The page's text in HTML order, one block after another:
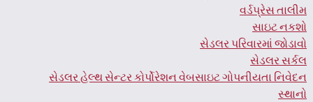
વર્ડપ્રેસ તાલીમ
સાઇટ નકશો
સેડલર પરિવારમાં જોડાવો
સેડલર સર્કલ
સેડલર હેલ્થ સેન્ટર કોર્પોરેશન વેબસાઇટ ગોપનીયતા નિવેદન
સ્થાનો